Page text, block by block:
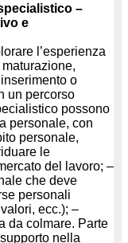
–
e
l’esperienza
o
un percorso
possono
personale, con
personale,
le
del lavoro; –
che deve
personali
ecc.); –
da colmare. Parte
nella